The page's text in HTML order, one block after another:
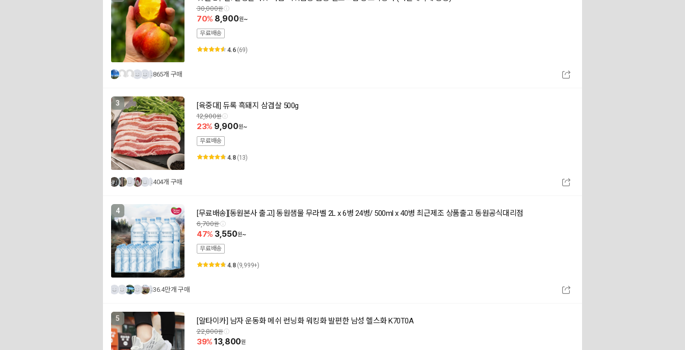
30,000
70 8,900
~
무료배송
4.6 (69)
865개 구매
3 [육중대] 듀록 흑돼지 삼겹살 500g
12,900
23 9,900
~
무료배송
4.8 (13)
404개 구매
4 [무료배송][동원본사 출고] 동원샘물 무라벨 2L x 6병 24병/ 500ml x 40병 최근제조 상품출고 동원공식대리점
6,700
47 3,550
~
무료배송
4.8 (9,999+)
36.4만개 구매
5 [알타이카] 남자 운동화 메쉬 런닝화 워킹화 발편한 남성 헬스화 K70T0A
22,800
39 13,800